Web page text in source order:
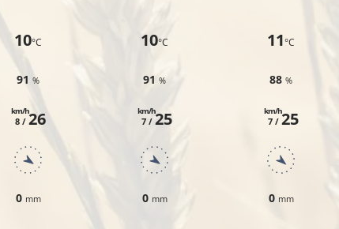
10°C
91%
8 /
km/h26
0 mm
10°C
91%
7 /
km/h25
0 mm
11°C
88%
7 /
km/h25
0 mm